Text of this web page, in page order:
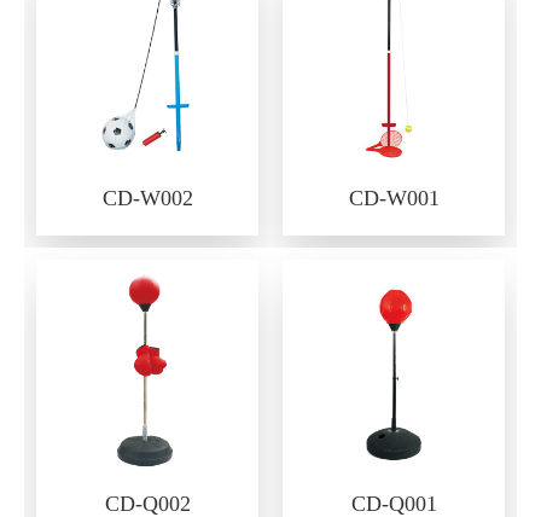
CD-W002 CD-W001
CD-Q002 CD-Q001